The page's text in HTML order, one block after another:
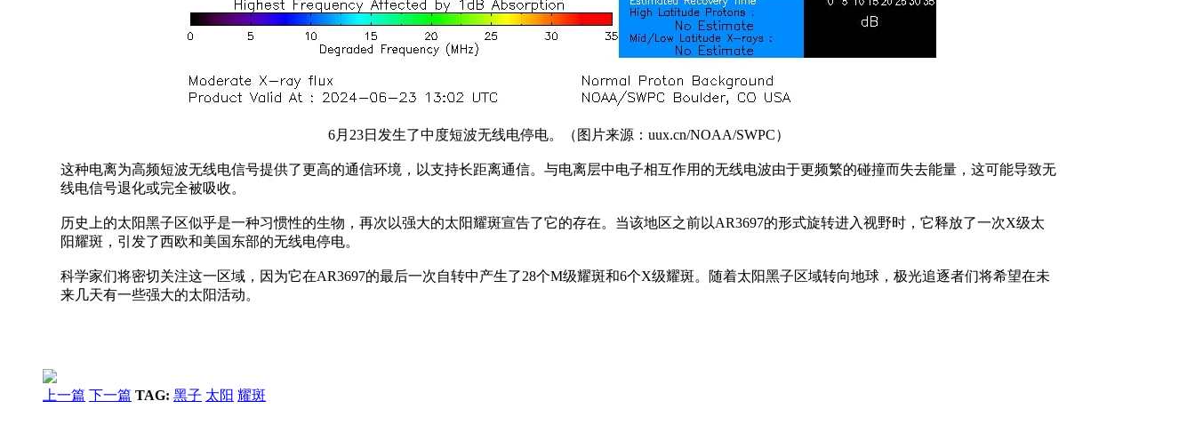
6月23日发生了中度短波无线电停电。（图片来源：uux.cn/NOAA/SWPC）
这种电离为高频短波无线电信号提供了更高的通信环境，以支持长距离通信。与电离层中电子相互作用的无线电波由于更频繁的碰撞而失去能量，这可能导致无
线电信号退化或完全被吸收。
历史上的太阳黑子区似乎是一种习惯性的生物，再次以强大的太阳耀斑宣告了它的存在。当该地区之前以AR3697的形式旋转进入视野时，它释放了一次X级太
阳耀斑，引发了西欧和美国东部的无线电停电。
科学家们将密切关注这一区域，因为它在AR3697的最后一次自转中产生了28个M级耀斑和6个X级耀斑。随着太阳黑子区域转向地球，极光追逐者们将希望在未
来几天有一些强大的太阳活动。
上一篇 下一篇 TAG: 黑子 太阳 耀斑